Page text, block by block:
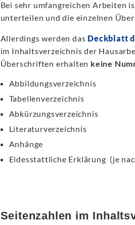
Bei sehr umfangreichen Arbeiten
unterteilen und die einzelnen
Allerdings werden das Deckblatt
im Inhaltsverzeichnis der
Überschriften erhalten keine
Abbildungsverzeichnis
Tabellenverzeichnis
Abkürzungsverzeichnis
Literaturverzeichnis
Anhänge
Eidesstattliche Erklärung (je
Seitenzahlen im